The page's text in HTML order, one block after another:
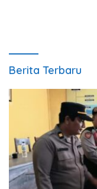
Berita Terbaru